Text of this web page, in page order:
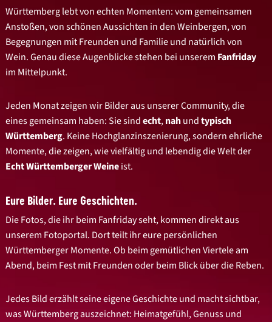
Württemberg lebt von echten Momenten: vom gemeinsamen
Anstoßen, von schönen Aussichten in den Weinbergen, von
Begegnungen mit Freunden und Familie und natürlich von
Wein. Genau diese Augenblicke stehen bei unserem Fanfriday
im Mittelpunkt.
Jeden Monat zeigen wir Bilder aus unserer Community, die
eines gemeinsam haben: Sie sindecht,nahundtypisch
Württemberg. Keine Hochglanzinszenierung, sondern ehrliche
Momente, die zeigen, wie vielfältig und lebendig die Welt der
Echt Württemberger Weineist.
Eure Bilder. Eure Geschichten.
Die Fotos, die ihr beim Fanfriday seht, kommen direkt aus
unserem Fotoportal. Dort teilt ihr eure persönlichen
Württemberger Momente. Ob beim gemütlichen Viertele am
Abend, beim Fest mit Freunden oder beim Blick über die Reben.
Jedes Bild erzählt seine eigene Geschichte und macht sichtbar,
was Württemberg auszeichnet: Heimatgefühl, Genuss und